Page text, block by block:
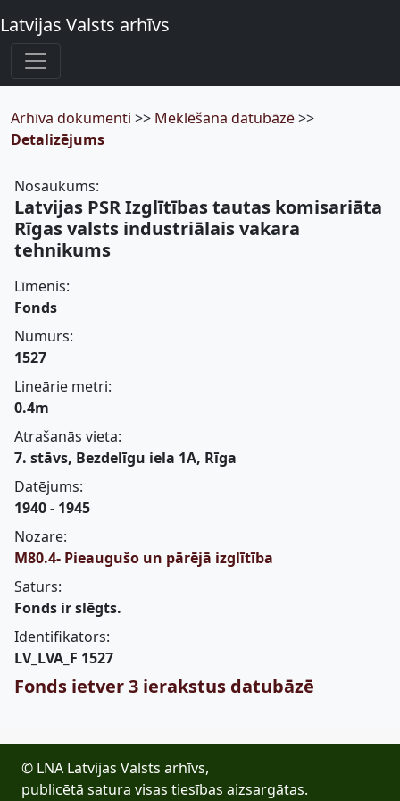
Latvijas Valsts arhīvs
Arhīva dokumenti >> Meklēšana datubāzē>>
Detalizējums
Nosaukums:
Latvijas PSR Izglītības tautas komisariāta
Rīgas valsts industriālais vakara
tehnikums
Līmenis:
Fonds
Numurs:
1527
Lineārie metri:
0.4m
Atrašanās vieta:
7. stāvs, Bezdelīgu iela 1A, Rīga
Datējums:
1940 - 1945
Nozare:
M80.4- Pieaugušo un pārējā izglītība
Saturs:
Fonds ir slēgts.
Identifikators:
LV_LVA_F 1527
Fonds ietver 3 ierakstus datubāzē
© LNA Latvijas Valsts arhīvs,
publicētā satura visas tiesības aizsargātas.